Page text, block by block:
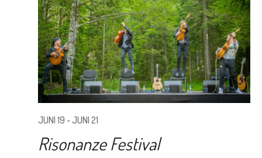
Risonanze Festival
JUNI 19 -JUNI 21